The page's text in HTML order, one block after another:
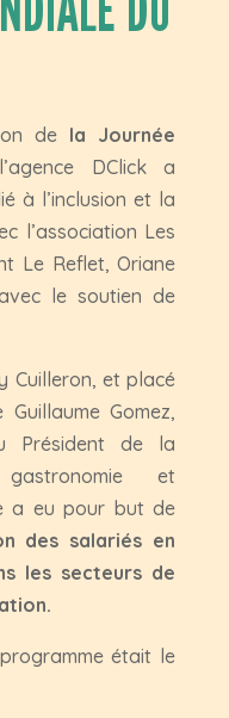
de la Journée
DClick a
à l’inclusion et la
l’association Les
Le Reflet, Oriane
le soutien de
Cuilleron, et placé
Gomez,
Président de la
et
a eu pour but de
des salariés en
les secteurs de
était le